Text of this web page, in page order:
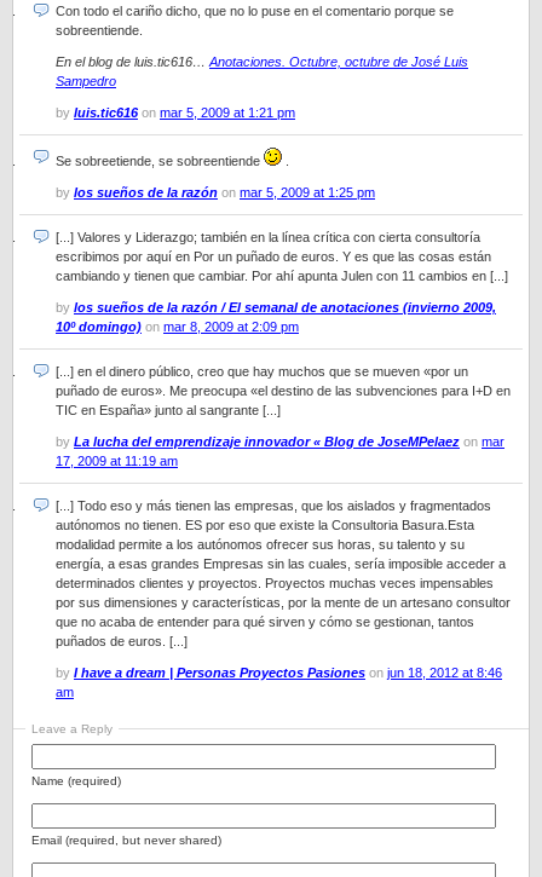
Con todo el cariño dicho, que no lo puse en el comentario porque se
sobreentiende.
En el blog de luis.tic616… Anotaciones. Octubre, octubre de José Luis
Sampedro
by luis.tic616 on mar 5, 2009 at 1:21 pm
Se sobreetiende, se sobreentiende
by los sueños de la razón on mar 5, 2009 at 1:25 pm
[...] Valores y Liderazgo; también en la línea crítica con cierta consultoría
escribimos por aquí en Por un puñado de euros. Y es que las cosas están
cambiando y tienen que cambiar. Por ahí apunta Julen con 11 cambios en [...]
by los sueños de la razón / El semanal de anotaciones (invierno 2009,
10º domingo) on mar 8, 2009 at 2:09 pm
[...] en el dinero público, creo que hay muchos que se mueven «por un
puñado de euros». Me preocupa «el destino de las subvenciones para I+D en
TIC en España» junto al sangrante [...]
by La lucha del emprendizaje innovador « Blog de JoseMPelaez on mar
17, 2009 at 11:19 am
[...] Todo eso y más tienen las empresas, que los aislados y fragmentados
autónomos no tienen. ES por eso que existe la Consultoria Basura.Esta
modalidad permite a los autónomos ofrecer sus horas, su talento y su
energía, a esas grandes Empresas sin las cuales, sería imposible acceder a
determinados clientes y proyectos. Proyectos muchas veces impensables
por sus dimensiones y características, por la mente de un artesano consultor
que no acaba de entender para qué sirven y cómo se gestionan, tantos
puñados de euros. [...]
by I have a dream | Personas Proyectos Pasiones on jun 18, 2012 at 8:46
am
Leave a Reply
Name (required)
Email (required, but never shared)